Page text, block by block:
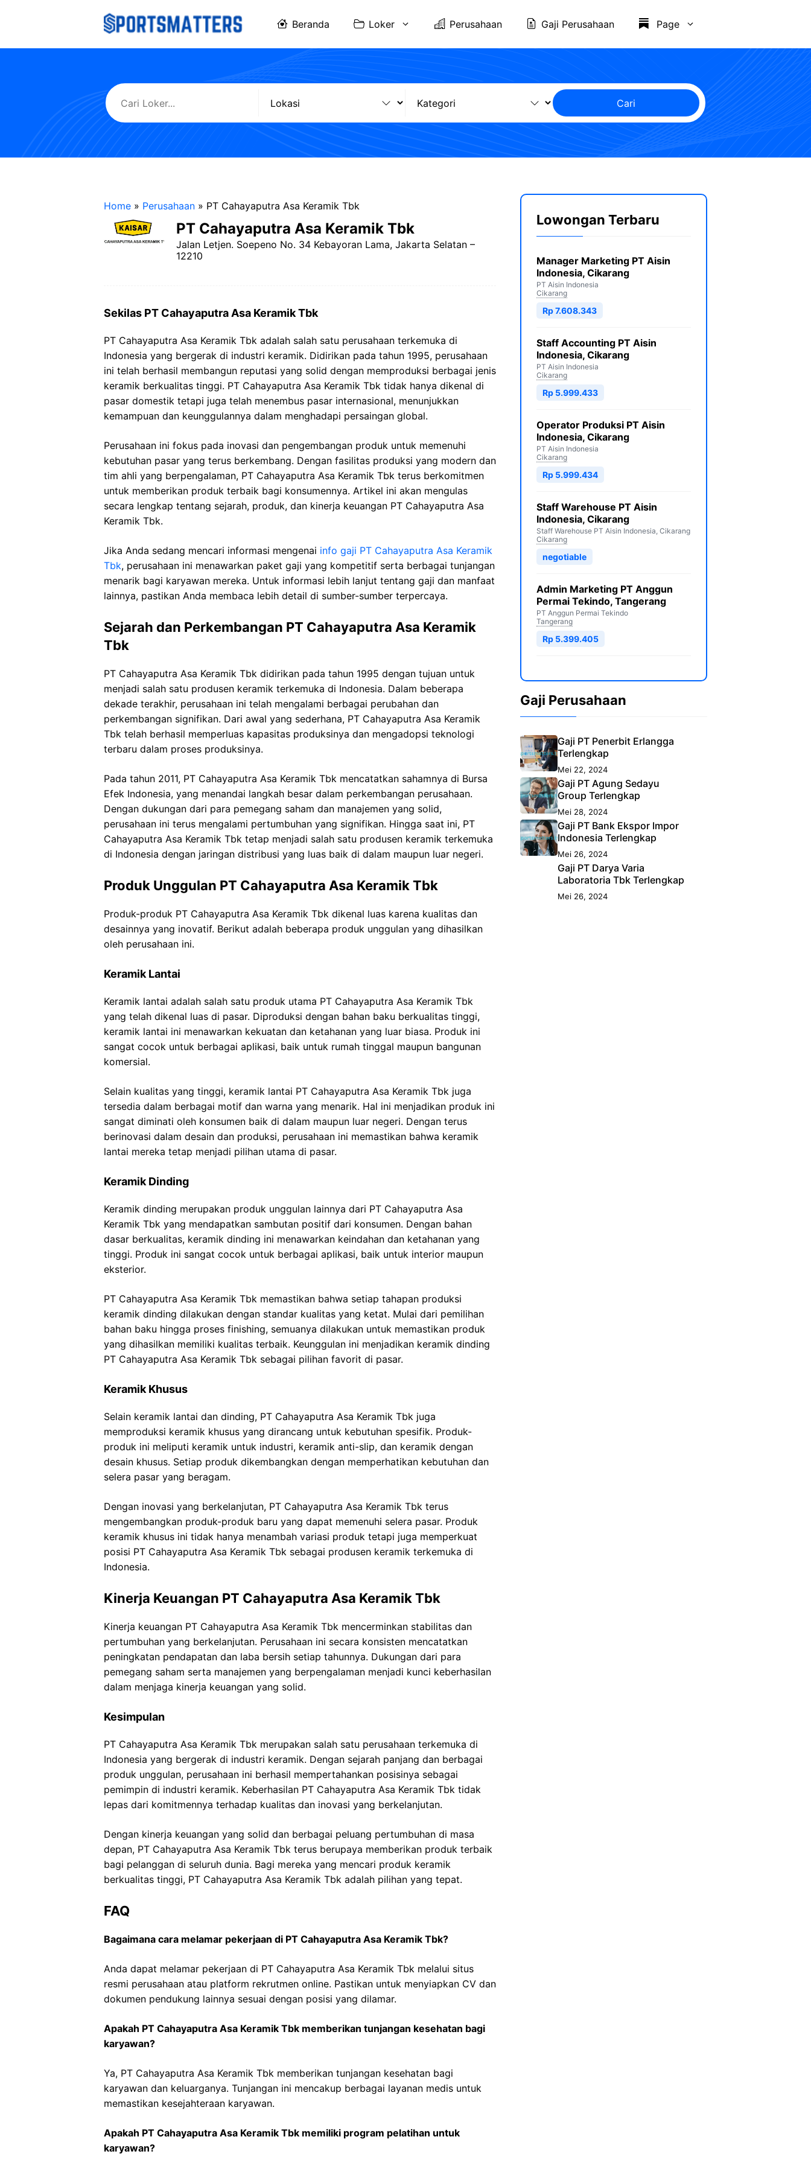
Beranda Loker Perusahaan Gaji Perusahaan Page
Cari
Home » Perusahaan » PT Cahayaputra Asa Keramik Tbk
PT Cahayaputra Asa Keramik Tbk
Jalan Letjen. Soepeno No. 34 Kebayoran Lama, Jakarta Selatan –
12210
Sekilas PT Cahayaputra Asa Keramik Tbk
PT Cahayaputra Asa Keramik Tbk adalah salah satu perusahaan terkemuka di
Indonesia yang bergerak di industri keramik. Didirikan pada tahun 1995, perusahaan
ini telah berhasil membangun reputasi yang solid dengan memproduksi berbagai jenis
keramik berkualitas tinggi. PT Cahayaputra Asa Keramik Tbk tidak hanya dikenal di
pasar domestik tetapi juga telah menembus pasar internasional, menunjukkan
kemampuan dan keunggulannya dalam menghadapi persaingan global.
Perusahaan ini fokus pada inovasi dan pengembangan produk untuk memenuhi
kebutuhan pasar yang terus berkembang. Dengan fasilitas produksi yang modern dan
tim ahli yang berpengalaman, PT Cahayaputra Asa Keramik Tbk terus berkomitmen
untuk memberikan produk terbaik bagi konsumennya. Artikel ini akan mengulas
secara lengkap tentang sejarah, produk, dan kinerja keuangan PT Cahayaputra Asa
Keramik Tbk.
Jika Anda sedang mencari informasi mengenai info gaji PT Cahayaputra Asa Keramik
Tbk, perusahaan ini menawarkan paket gaji yang kompetitif serta berbagai tunjangan
menarik bagi karyawan mereka. Untuk informasi lebih lanjut tentang gaji dan manfaat
lainnya, pastikan Anda membaca lebih detail di sumber-sumber terpercaya.
Sejarah dan Perkembangan PT Cahayaputra Asa Keramik
Tbk
PT Cahayaputra Asa Keramik Tbk didirikan pada tahun 1995 dengan tujuan untuk
menjadi salah satu produsen keramik terkemuka di Indonesia. Dalam beberapa
dekade terakhir, perusahaan ini telah mengalami berbagai perubahan dan
perkembangan signifikan. Dari awal yang sederhana, PT Cahayaputra Asa Keramik
Tbk telah berhasil memperluas kapasitas produksinya dan mengadopsi teknologi
terbaru dalam proses produksinya.
Pada tahun 2011, PT Cahayaputra Asa Keramik Tbk mencatatkan sahamnya di Bursa
Efek Indonesia, yang menandai langkah besar dalam perkembangan perusahaan.
Dengan dukungan dari para pemegang saham dan manajemen yang solid,
perusahaan ini terus mengalami pertumbuhan yang signifikan. Hingga saat ini, PT
Cahayaputra Asa Keramik Tbk tetap menjadi salah satu produsen keramik terkemuka
di Indonesia dengan jaringan distribusi yang luas baik di dalam maupun luar negeri.
Produk Unggulan PT Cahayaputra Asa Keramik Tbk
Produk-produk PT Cahayaputra Asa Keramik Tbk dikenal luas karena kualitas dan
desainnya yang inovatif. Berikut adalah beberapa produk unggulan yang dihasilkan
oleh perusahaan ini.
Keramik Lantai
Keramik lantai adalah salah satu produk utama PT Cahayaputra Asa Keramik Tbk
yang telah dikenal luas di pasar. Diproduksi dengan bahan baku berkualitas tinggi,
keramik lantai ini menawarkan kekuatan dan ketahanan yang luar biasa. Produk ini
sangat cocok untuk berbagai aplikasi, baik untuk rumah tinggal maupun bangunan
komersial.
Selain kualitas yang tinggi, keramik lantai PT Cahayaputra Asa Keramik Tbk juga
tersedia dalam berbagai motif dan warna yang menarik. Hal ini menjadikan produk ini
sangat diminati oleh konsumen baik di dalam maupun luar negeri. Dengan terus
berinovasi dalam desain dan produksi, perusahaan ini memastikan bahwa keramik
lantai mereka tetap menjadi pilihan utama di pasar.
Keramik Dinding
Keramik dinding merupakan produk unggulan lainnya dari PT Cahayaputra Asa
Keramik Tbk yang mendapatkan sambutan positif dari konsumen. Dengan bahan
dasar berkualitas, keramik dinding ini menawarkan keindahan dan ketahanan yang
tinggi. Produk ini sangat cocok untuk berbagai aplikasi, baik untuk interior maupun
eksterior.
PT Cahayaputra Asa Keramik Tbk memastikan bahwa setiap tahapan produksi
keramik dinding dilakukan dengan standar kualitas yang ketat. Mulai dari pemilihan
bahan baku hingga proses finishing, semuanya dilakukan untuk memastikan produk
yang dihasilkan memiliki kualitas terbaik. Keunggulan ini menjadikan keramik dinding
PT Cahayaputra Asa Keramik Tbk sebagai pilihan favorit di pasar.
Keramik Khusus
Selain keramik lantai dan dinding, PT Cahayaputra Asa Keramik Tbk juga
memproduksi keramik khusus yang dirancang untuk kebutuhan spesifik. Produk-
produk ini meliputi keramik untuk industri, keramik anti-slip, dan keramik dengan
desain khusus. Setiap produk dikembangkan dengan memperhatikan kebutuhan dan
selera pasar yang beragam.
Dengan inovasi yang berkelanjutan, PT Cahayaputra Asa Keramik Tbk terus
mengembangkan produk-produk baru yang dapat memenuhi selera pasar. Produk
keramik khusus ini tidak hanya menambah variasi produk tetapi juga memperkuat
posisi PT Cahayaputra Asa Keramik Tbk sebagai produsen keramik terkemuka di
Indonesia.
Kinerja Keuangan PT Cahayaputra Asa Keramik Tbk
Kinerja keuangan PT Cahayaputra Asa Keramik Tbk mencerminkan stabilitas dan
pertumbuhan yang berkelanjutan. Perusahaan ini secara konsisten mencatatkan
peningkatan pendapatan dan laba bersih setiap tahunnya. Dukungan dari para
pemegang saham serta manajemen yang berpengalaman menjadi kunci keberhasilan
dalam menjaga kinerja keuangan yang solid.
Kesimpulan
PT Cahayaputra Asa Keramik Tbk merupakan salah satu perusahaan terkemuka di
Indonesia yang bergerak di industri keramik. Dengan sejarah panjang dan berbagai
produk unggulan, perusahaan ini berhasil mempertahankan posisinya sebagai
pemimpin di industri keramik. Keberhasilan PT Cahayaputra Asa Keramik Tbk tidak
lepas dari komitmennya terhadap kualitas dan inovasi yang berkelanjutan.
Dengan kinerja keuangan yang solid dan berbagai peluang pertumbuhan di masa
depan, PT Cahayaputra Asa Keramik Tbk terus berupaya memberikan produk terbaik
bagi pelanggan di seluruh dunia. Bagi mereka yang mencari produk keramik
berkualitas tinggi, PT Cahayaputra Asa Keramik Tbk adalah pilihan yang tepat.
FAQ
Bagaimana cara melamar pekerjaan di PT Cahayaputra Asa Keramik Tbk?
Anda dapat melamar pekerjaan di PT Cahayaputra Asa Keramik Tbk melalui situs
resmi perusahaan atau platform rekrutmen online. Pastikan untuk menyiapkan CV dan
dokumen pendukung lainnya sesuai dengan posisi yang dilamar.
Apakah PT Cahayaputra Asa Keramik Tbk memberikan tunjangan kesehatan bagi
karyawan?
Ya, PT Cahayaputra Asa Keramik Tbk memberikan tunjangan kesehatan bagi
karyawan dan keluarganya. Tunjangan ini mencakup berbagai layanan medis untuk
memastikan kesejahteraan karyawan.
Apakah PT Cahayaputra Asa Keramik Tbk memiliki program pelatihan untuk
karyawan?
Lowongan Terbaru
Manager Marketing PT Aisin
Indonesia, Cikarang
PT Aisin Indonesia
Cikarang
Rp 7.608.343
Staff Accounting PT Aisin
Indonesia, Cikarang
PT Aisin Indonesia
Cikarang
Rp 5.999.433
Operator Produksi PT Aisin
Indonesia, Cikarang
PT Aisin Indonesia
Cikarang
Rp 5.999.434
Staff Warehouse PT Aisin
Indonesia, Cikarang
Staff Warehouse PT Aisin Indonesia, Cikarang
Cikarang
negotiable
Admin Marketing PT Anggun
Permai Tekindo, Tangerang
PT Anggun Permai Tekindo
Tangerang
Rp 5.399.405
Gaji Perusahaan
Gaji PT Penerbit Erlangga
Terlengkap
Mei 22, 2024
Gaji PT Agung Sedayu
Group Terlengkap
Mei 28, 2024
Gaji PT Bank Ekspor Impor
Indonesia Terlengkap
Mei 26, 2024
Gaji PT Darya Varia
Laboratoria Tbk Terlengkap
Mei 26, 2024